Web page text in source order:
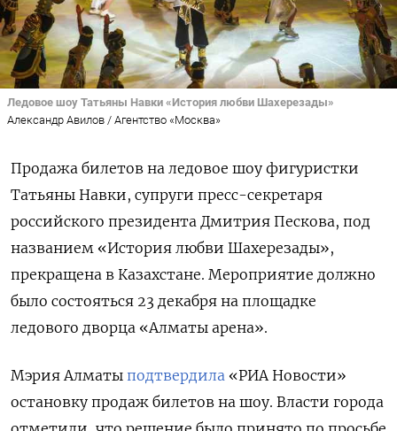
Ледовое шоу Татьяны Навки «История любви Шахерезады»
Александр Авилов / Агентство «Москва»
Продажа билетов на ледовое шоу фигуристки
Татьяны Навки, супруги пресс-секретаря
российского президента Дмитрия Пескова, под
названием «История любви Шахерезады»,
прекращена в Казахстане. Мероприятие должно
было состояться 23 декабря на площадке
ледового дворца «Алматы арена».
Мэрия Алматы подтвердила «РИА Новости»
остановку продаж билетов на шоу. Власти города